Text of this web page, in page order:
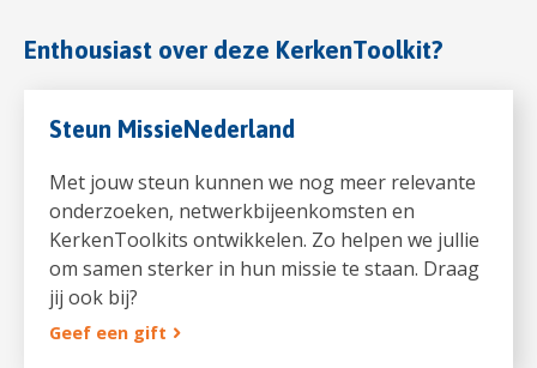
Enthousiast over deze KerkenToolkit?
Steun MissieNederland
Met jouw steun kunnen we nog meer relevante
onderzoeken, netwerkbijeenkomsten en
KerkenToolkits ontwikkelen. Zo helpen we jullie
om samen sterker in hun missie te staan. Draag
jij ook bij?
Geef een gift